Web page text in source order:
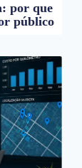
por que
público